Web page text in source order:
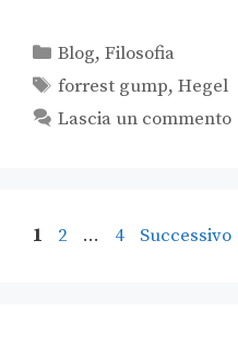
Blog,Filosofia
forrest gump,Hegel
Lascia un commento
1 2 … 4 Successivo